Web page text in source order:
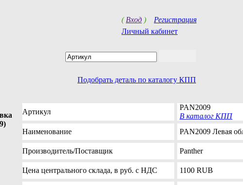
( Вход ) Регистрация
Личный кабинет
Подобрать деталь по каталогу КПП
Артикул
PAN2009
В каталог КПП
Наименование
PAN2009 Левая
Производитель/Поставщик Panther
Цена центрального склада, в руб. с НДС 1100 RUB